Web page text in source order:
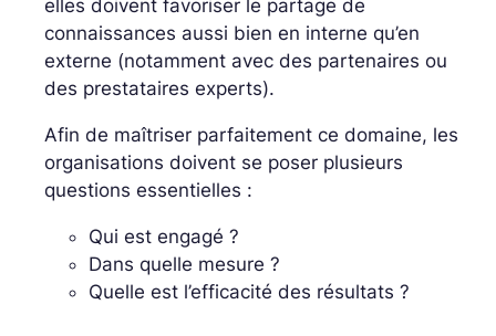
elles doivent favoriser le partage de
connaissances aussi bien en interne qu’en
externe (notamment avec des partenaires ou
des prestataires experts).
Afin de maîtriser parfaitement ce domaine, les
organisations doivent se poser plusieurs
questions essentielles :
Qui est engagé ?
Dans quelle mesure ?
Quelle est l’efficacité des résultats ?